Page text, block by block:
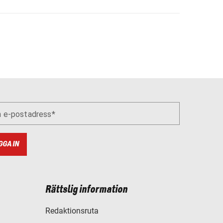
e-postadress
IN
Rättslig information
Redaktionsruta